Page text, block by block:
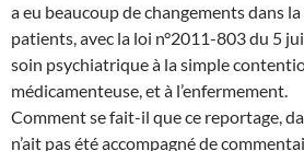
a eu beaucoup de changements dans
patients, avec la loi n°2011-803 du 5
soin psychiatrique à la simple
médicamenteuse, et à l’enfermement.
Comment se fait-il que ce reportage,
n’ait pas été accompagné de